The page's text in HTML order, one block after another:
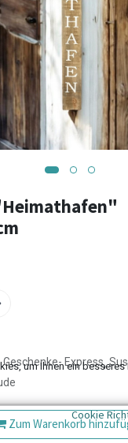
Zum Warenkorb
Geschenke- Express,
um Ihnen ein
Cookie